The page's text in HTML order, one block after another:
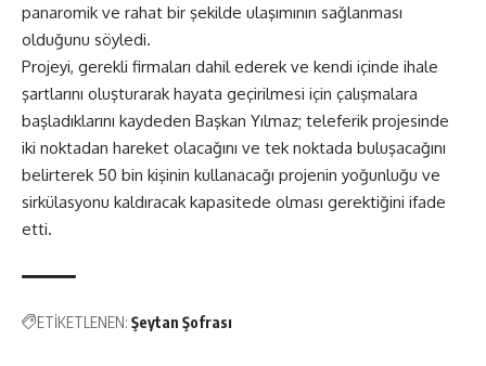
panaromik ve rahat bir şekilde ulaşımının sağlanması
olduğunu söyledi.
Projeyi, gerekli firmaları dahil ederek ve kendi içinde ihale
şartlarını oluşturarak hayata geçirilmesi için çalışmalara
başladıklarını kaydeden Başkan Yılmaz; teleferik projesinde
iki noktadan hareket olacağını ve tek noktada buluşacağını
belirterek 50 bin kişinin kullanacağı projenin yoğunluğu ve
sirkülasyonu kaldıracak kapasitede olması gerektiğini ifade
etti.
ETİKETLENEN: Şeytan Şofrası